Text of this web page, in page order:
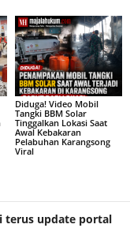
Diduga! Video Mobil
Tangki BBM Solar
Tinggalkan Lokasi Saat
Awal Kebakaran
Pelabuhan Karangsong
Viral
terus update portal